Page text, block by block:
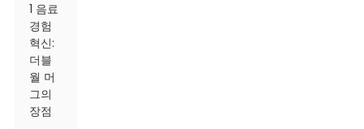
1 음료
경험
혁신:
더블
월 머
그의
장점